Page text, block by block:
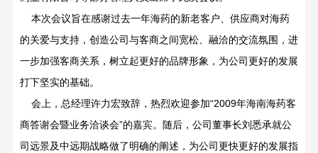
本次会议旨在感谢过去一年海药的新老客户、供应商对海药
的关爱与支持，创造公司与客商之间宽松、融洽的交流氛围，进
一步加强客商关系，树立起更好的品牌形象，为公司更好的发展
打下坚实的基础。
会上，总经理许力宏致辞，热烈欢迎参加“2009年海南海药客
商答谢会暨业务洽谈会”的嘉宾。随后，公司董事长刘悉承就公
司远景及中远期战略做了明确的阐述，为公司更快更好的发展指